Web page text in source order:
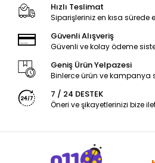
Hızlı Teslimat
Siparişleriniz en kısa sürede
Güvenli Alışveriş
Güvenli ve kolay ödeme
Geniş Ürün Yelpazesi
Binlerce ürün ve kampanya
7 / 24 DESTEK
Öneri ve şikayetlerinizi bize